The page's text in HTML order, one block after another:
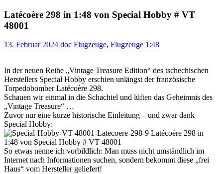
Latécoère 298 in 1:48 von Special Hobby # VT
48001
13. Februar 2024 doc Flugzeuge, Flugzeuge 1:48
In der neuen Reihe „Vintage Treasure Edition“ des tschechischen
Herstellers Special Hobby erschien unlängst der französische
Torpedobomber Latécoère 298.
Schauen wir einmal in die Schachtel und lüften das Geheimnis des
„Vintage Treasure“ …
Zuvor nur eine kurze historische Einleitung – und zwar dank
Special Hobby:
So etwas nenne ich vorbildlich: Man muss nicht umständlich im
Internet nach Informationen suchen, sondern bekommt diese „frei
Haus“ vom Hersteller geliefert!